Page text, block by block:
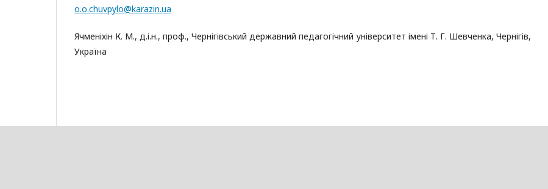
o.o.chuvpylo@karazin.ua
Ячменіхін К. М., д.і.н., проф., Чернігівський державний педагогічний університет імені Т. Г. Шевченка, Чернігів,
Україна